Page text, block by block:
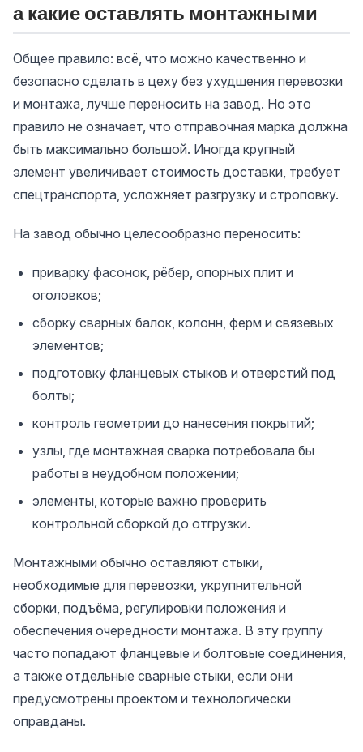
а какие оставлять монтажными
Общее правило: всё, что можно качественно и
безопасно сделать в цеху без ухудшения перевозки
и монтажа, лучше переносить на завод. Но это
правило не означает, что отправочная марка должна
быть максимально большой. Иногда крупный
элемент увеличивает стоимость доставки, требует
спецтранспорта, усложняет разгрузку и строповку.
На завод обычно целесообразно переносить:
приварку фасонок, рёбер, опорных плит и
оголовков;
сборку сварных балок, колонн, ферм и связевых
элементов;
подготовку фланцевых стыков и отверстий под
болты;
контроль геометрии до нанесения покрытий;
узлы, где монтажная сварка потребовала бы
работы в неудобном положении;
элементы, которые важно проверить
контрольной сборкой до отгрузки.
Монтажными обычно оставляют стыки,
необходимые для перевозки, укрупнительной
сборки, подъёма, регулировки положения и
обеспечения очередности монтажа. В эту группу
часто попадают фланцевые и болтовые соединения,
а также отдельные сварные стыки, если они
предусмотрены проектом и технологически
оправданы.